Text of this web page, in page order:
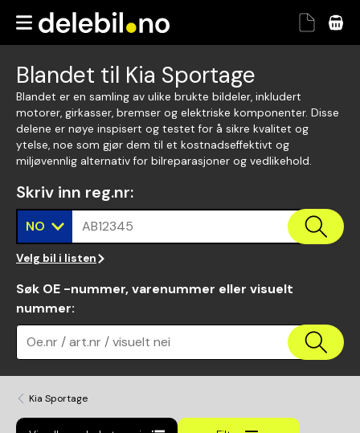
Blandet til Kia Sportage
Blandet er en samling av ulike brukte bildeler, inkludert
motorer, girkasser, bremser og elektriske komponenter. Disse
delene er nøye inspisert og testet for å sikre kvalitet og
ytelse, noe som gjør dem til et kostnadseffektivt og
miljøvennlig alternativ for bilreparasjoner og vedlikehold.
Skriv inn reg.nr:
NO AB12345
Velg bil i listen
Søk OE -nummer, varenummer eller visuelt
nummer:
Oe.nr / art.nr / visuelt nei
Kia Sportage